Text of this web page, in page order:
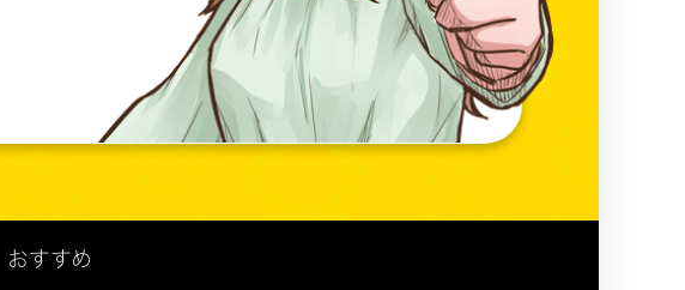
おすすめ